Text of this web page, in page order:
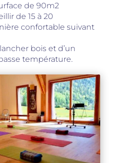
de 90m2
de 15 à 20
confortable suivant
bois et d’un
température.